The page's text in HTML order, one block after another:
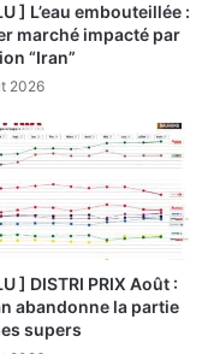
] L’eau embouteillée :
marché impacté par
“Iran”
2026
] DISTRI PRIX Août :
abandonne la partie
supers